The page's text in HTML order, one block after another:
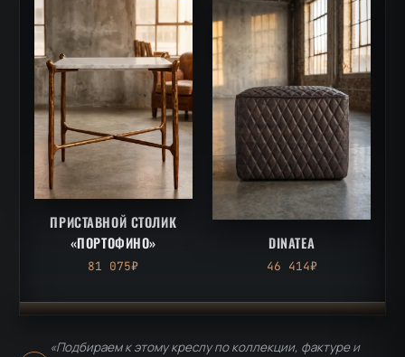
ПРИСТАВНОЙ СТОЛИК
«ПОРТОФИНО»
81 075₽
DINATEA
46 414₽
«Подбираем к этому креслу по коллекции, фактуре и